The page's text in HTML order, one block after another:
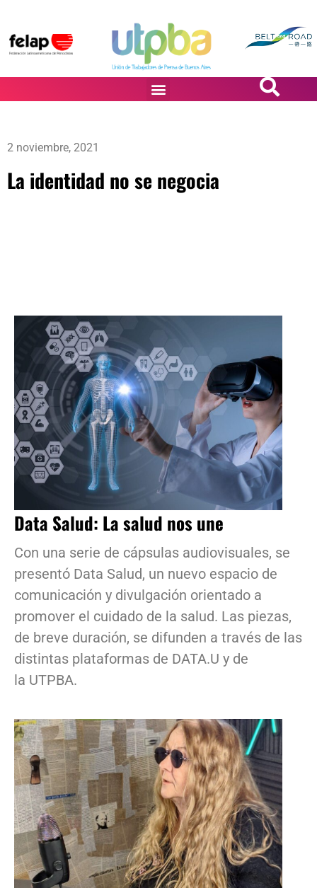
2 noviembre, 2021
La identidad no se negocia
Data Salud: La salud nos une
Con una serie de cápsulas audiovisuales, se
presentó Data Salud, un nuevo espacio de
comunicación y divulgación orientado a
promover el cuidado de la salud. Las piezas,
de breve duración, se difunden a través de las
distintas plataformas de DATA.U y de
la UTPBA.